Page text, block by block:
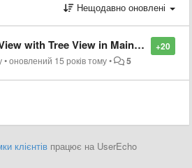
Нещодавно оновлені
+20
with Tree View in Main GUI
•оновлений 15 років тому• 5
клієнтів працює на UserEcho